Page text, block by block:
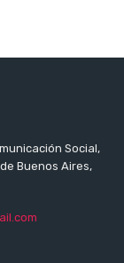
Social,
Buenos Aires,